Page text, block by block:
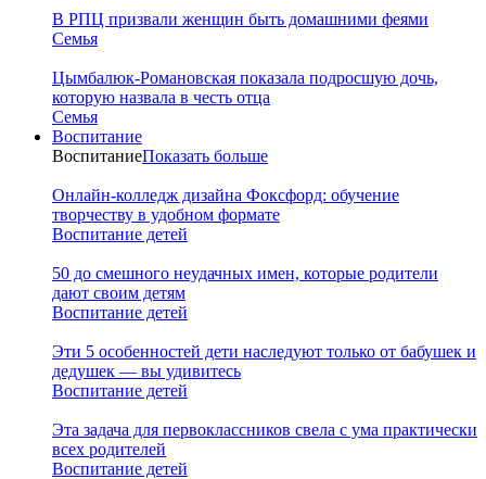
В РПЦ призвали женщин быть домашними феями
Семья
Цымбалюк-Романовская показала подросшую дочь,
которую назвала в честь отца
Семья
Воспитание
ВоспитаниеПоказать больше
Онлайн-колледж дизайна Фоксфорд: обучение
творчеству в удобном формате
Воспитание детей
50 до смешного неудачных имен, которые родители
дают своим детям
Воспитание детей
Эти 5 особенностей дети наследуют только от бабушек и
дедушек — вы удивитесь
Воспитание детей
Эта задача для первоклассников свела с ума практически
всех родителей
Воспитание детей